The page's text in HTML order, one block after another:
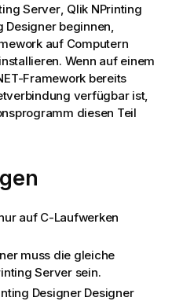
Server, Qlik NPrinting
Designerbeginnen,
auf Computern
Wenn auf einem
Framework bereits
verfügbar ist,
diesen Teil
auf C-Laufwerken
muss die gleiche
Serversein.
DesignerDesigner